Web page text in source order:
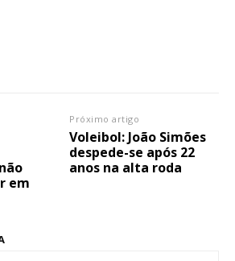
em
Próximo artigo
Voleibol: João Simões
despede-se após 22
anos na alta roda